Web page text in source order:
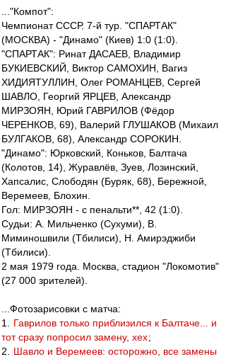
..."Компот":
Чемпионат СССР. 7-й тур. "СПАРТАК"
(МОСКВА) - "Динамо" (Киев) 1:0 (1:0).
"СПАРТАК": Ринат ДАСАЕВ, Владимир
БУКИЕВСКИЙ, Виктор САМОХИН, Вагиз
ХИДИЯТУЛЛИН, Олег РОМАНЦЕВ, Сергей
ШАВЛО, Георгий ЯРЦЕВ, Александр
МИРЗОЯН, Юрий ГАВРИЛОВ (Фёдор
ЧЕРЕНКОВ, 69), Валерий ГЛУШАКОВ (Михаил
БУЛГАКОВ, 68), Александр СОРОКИН.
"Динамо": Юрковский, Коньков, Балтача
(Колотов, 14), Журавлёв, Зуев, Лозинский,
Хапсалис, Слободян (Буряк, 68), Бережной,
Веремеев, Блохин.
Гол: МИРЗОЯН - с пенальти**, 42 (1:0).
Судьи: А. Мильченко (Сухуми), В.
Миминошвили (Тбилиси), Н. Амирэджиби
(Тбилиси).
2 мая 1979 года. Москва, стадион "Локомотив"
(27 000 зрителей).
...Фотозарисовки с матча:
1.
Гаврилов только приблизился к Балтаче... и
тот сразу попросил замену, хех;
2.
Шавло и Веремеев: осторожно, все замены